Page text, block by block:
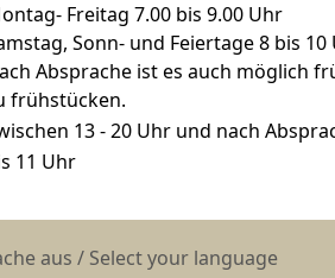
Freitag 7.00 bis 9.00 Uhr
Sonn- und Feiertage 8 bis
Absprache ist es auch möglich
frühstücken.
13 - 20 Uhr und nach
11 Uhr
aus / Select your language